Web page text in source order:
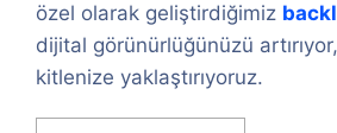
özel olarak geliştirdiğimiz
dijital görünürlüğünüzü
kitlenize yaklaştırıyoruz.